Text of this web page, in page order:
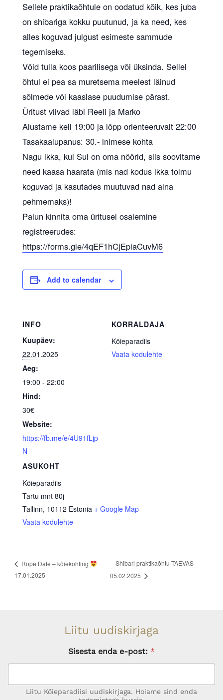
Sellele praktikaõhtule on oodatud kõik, kes juba
on shibariga kokku puutunud, ja ka need, kes
alles koguvad julgust esimeste sammude
tegemiseks.
Võid tulla koos paarilisega või üksinda. Sellel
õhtul ei pea sa muretsema meelest läinud
sõlmede või kaaslase puudumise pärast.
Üritust viivad läbi Reeli ja Marko
Alustame kell 19:00 ja lõpp orienteeruvalt 22:00
Tasakaalupanus: 30.- inimese kohta
Nagu ikka, kui Sul on oma nöörid, siis soovitame
need kaasa haarata (mis nad kodus ikka tolmu
koguvad ja kasutades muutuvad nad aina
pehmemaks)!
Palun kinnita oma üritusel osalemine
registreerudes:
https://forms.gle/4qEF1hCjEpiaCuvM6
Add to calendar
INFO
Kuupäev:
22.01.2025
Aeg:
19:00 - 22:00
Hind:
30€
Website:
https://fb.me/e/4U91fLjp
N
ASUKOHT
Köieparadiis
Tartu mnt 80j
Tallinn, 10112 Estonia + Google Map
Vaata kodulehte
KORRALDAJA
Köieparadiis
Vaata kodulehte
Rope Date – köiekohting
17.01.2025
Shibari praktikaõhtu TAEVAS
05.02.2025
Liitu uudiskirjaga
Sisesta enda e-post: *
Liitu Köieparadiisi uudiskirjaga. Hoiame sind enda